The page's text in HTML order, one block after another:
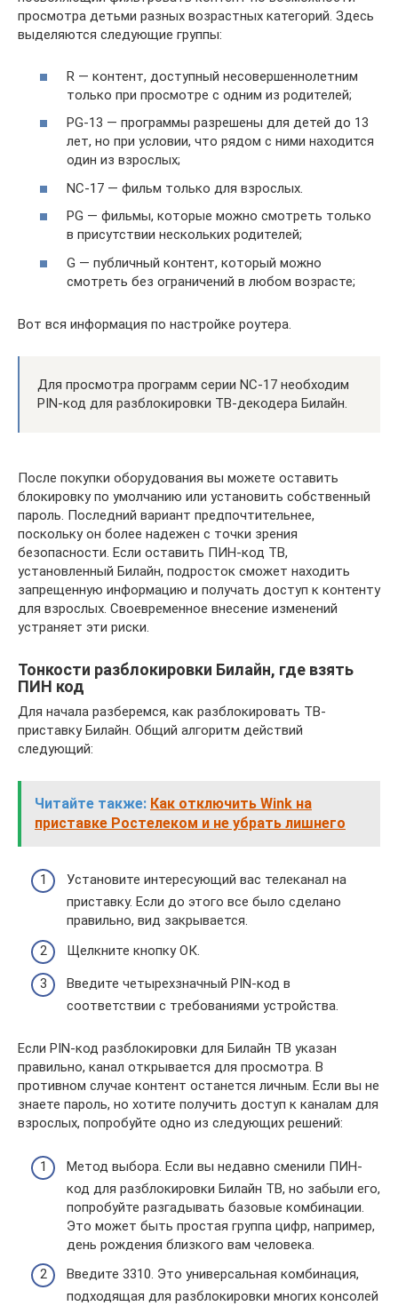
просмотра детьми разных возрастных категорий. Здесь
выделяются следующие группы:
R — контент, доступный несовершеннолетним
только при просмотре с одним из родителей;
PG-13 — программы разрешены для детей до 13
лет, но при условии, что рядом с ними находится
один из взрослых;
NC-17 — фильм только для взрослых.
PG — фильмы, которые можно смотреть только
в присутствии нескольких родителей;
G — публичный контент, который можно
смотреть без ограничений в любом возрасте;
Вот вся информация по настройке роутера.
Для просмотра программ серии NC-17 необходим
PIN-код для разблокировки ТВ-декодера Билайн.
После покупки оборудования вы можете оставить
блокировку по умолчанию или установить собственный
пароль. Последний вариант предпочтительнее,
поскольку он более надежен с точки зрения
безопасности. Если оставить ПИН-код ТВ,
установленный Билайн, подросток сможет находить
запрещенную информацию и получать доступ к контенту
для взрослых. Своевременное внесение изменений
устраняет эти риски.
Тонкости разблокировки Билайн, где взять
ПИН код
Для начала разберемся, как разблокировать ТВ-
приставку Билайн. Общий алгоритм действий
следующий:
Читайте также: Как отключить Wink на
приставке Ростелеком и не убрать лишнего
Установите интересующий вас телеканал на
приставку. Если до этого все было сделано
правильно, вид закрывается.
Щелкните кнопку ОК.
Введите четырехзначный PIN-код в
соответствии с требованиями устройства.
Если PIN-код разблокировки для Билайн ТВ указан
правильно, канал открывается для просмотра. В
противном случае контент останется личным. Если вы не
знаете пароль, но хотите получить доступ к каналам для
взрослых, попробуйте одно из следующих решений:
Метод выбора. Если вы недавно сменили ПИН-
код для разблокировки Билайн ТВ, но забыли его,
попробуйте разгадывать базовые комбинации.
Это может быть простая группа цифр, например,
день рождения близкого вам человека.
Введите 3310. Это универсальная комбинация,
подходящая для разблокировки многих консолей